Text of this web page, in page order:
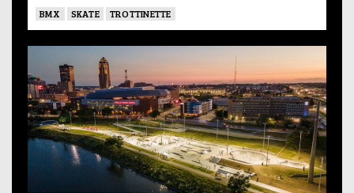
BMX SKATE TROTTINETTE